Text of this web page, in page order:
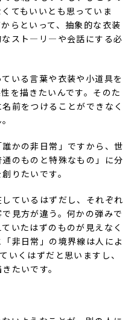
てもいいとも思っていま
らといって、抽象的な衣装
なスト―リ―や会話にする必
いる言葉や衣装や小道具を
を描きたいんです。そのた
前をつけることができなく
かの非日常」ですから、世
のものと特殊なもの」に分
りたいです。
しているはずだし、それぞれ
見方が違う。何かの弾みで
いたはずのものが見えなく
非日常」の境界線は人によ
いくはずだと思いますし、
たいです。